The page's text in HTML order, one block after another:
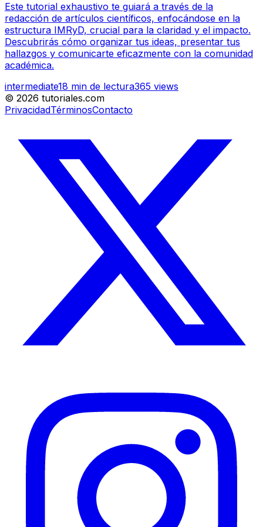
Este tutorial exhaustivo te guiará a través de la
redacción de artículos científicos, enfocándose en la
estructura IMRyD, crucial para la claridad y el impacto.
Descubrirás cómo organizar tus ideas, presentar tus
hallazgos y comunicarte eficazmente con la comunidad
académica.
intermediate18 min de lectura365 views
© 2026 tutoriales.com
PrivacidadTérminosContacto